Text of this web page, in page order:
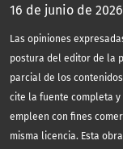
16 de junio de
Las opiniones
postura del editor de la
parcial de los
cite la fuente completa
empleen con fines
misma licencia. Esta